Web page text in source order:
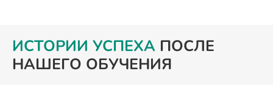
ИСТОРИИ УСПЕХА ПОСЛЕ
НАШЕГО ОБУЧЕНИЯ